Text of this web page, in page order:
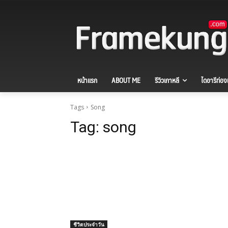
หน้าแรก ABOUT ME รีวิวเกาหลี ไดอารีท่อ
Tags Song
Tag: song
ชีวิตประจำวัน